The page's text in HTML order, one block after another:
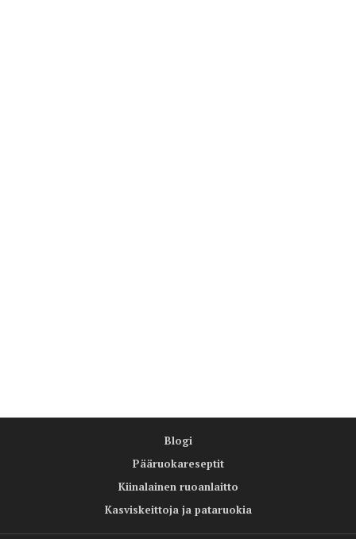
Blogi
Pääruokareseptit
Kiinalainen ruoanlaitto
Kasviskeittoja ja pataruokia